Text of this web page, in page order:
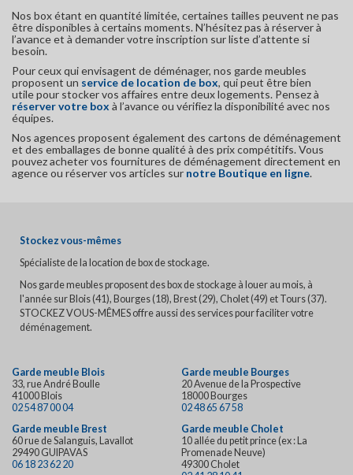
Nos box étant en quantité limitée, certaines tailles peuvent ne pas
être disponibles à certains moments. N’hésitez pas à réserver à
l’avance et à demander votre inscription sur liste d’attente si
besoin.
Pour ceux qui envisagent de déménager, nos garde meubles
proposent un service de location de box, qui peut être bien
utile pour stocker vos affaires entre deux logements. Pensez à
réserver votre box à l’avance ou vérifiez la disponibilité avec nos
équipes.
Nos agences proposent également des cartons de déménagement
et des emballages de bonne qualité à des prix compétitifs. Vous
pouvez acheter vos fournitures de déménagement directement en
agence ou réserver vos articles sur notre Boutique en ligne.
Stockez vous-mêmes
Spécialiste de la location de box de stockage.
Nos garde meubles proposent des box de stockage à louer au mois, à
l'année sur Blois (41), Bourges (18), Brest (29), Cholet (49) et Tours (37).
STOCKEZ VOUS-MÊMES offre aussi des services pour faciliter votre
déménagement.
Garde meuble Blois
33, rue André Boulle
41000 Blois
02 54 87 00 04
Garde meuble Bourges
20 Avenue de la Prospective
18000 Bourges
02 48 65 67 58
Garde meuble Brest
60 rue de Salanguis, Lavallot
29490 GUIPAVAS
06 18 23 62 20
Garde meuble Cholet
10 allée du petit prince (ex : La
Promenade Neuve)
49300 Cholet